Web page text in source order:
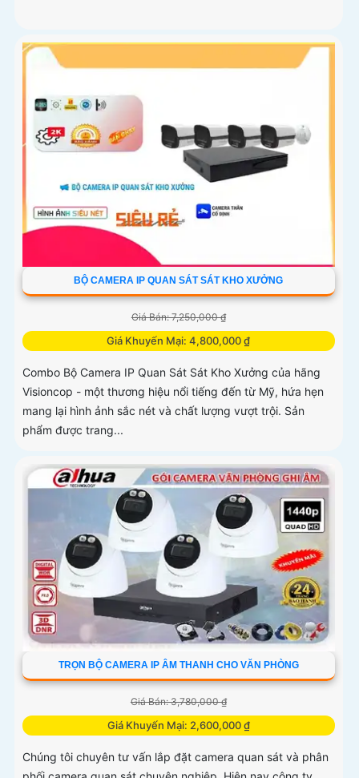
BỘ CAMERA IP QUAN SÁT SÁT KHO XƯỞNG
Giá Bán: 7,250,000 ₫
Giá Khuyến Mại: 4,800,000 ₫
Combo Bộ Camera IP Quan Sát Sát Kho Xưởng của hãng
Visioncop - một thương hiệu nổi tiếng đến từ Mỹ, hứa hẹn
mang lại hình ảnh sắc nét và chất lượng vượt trội. Sản
phẩm được trang...
TRỌN BỘ CAMERA IP ÂM THANH CHO VĂN PHÒNG
Giá Bán: 3,780,000 ₫
Giá Khuyến Mại: 2,600,000 ₫
Chúng tôi chuyên tư vấn lắp đặt camera quan sát và phân